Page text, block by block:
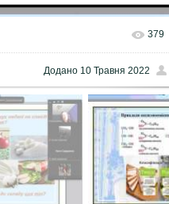
379
Додано 10 Травня 2022